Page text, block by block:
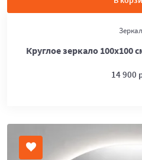
Круглое зеркало 100х100
14 900